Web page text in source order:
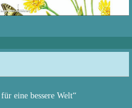
für eine bessere Welt“